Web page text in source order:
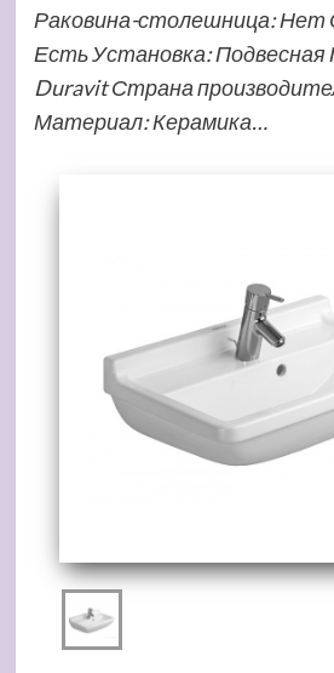
Раковина-столешница: Нет
Есть Установка: Подвесная
Duravit Страна
Материал: Керамика…